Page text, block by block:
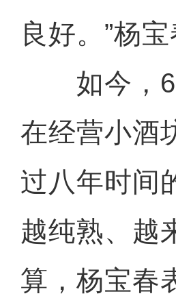
良好。”杨
如今，63
在经营小酒
过八年时间
越纯熟、越
算，杨宝春